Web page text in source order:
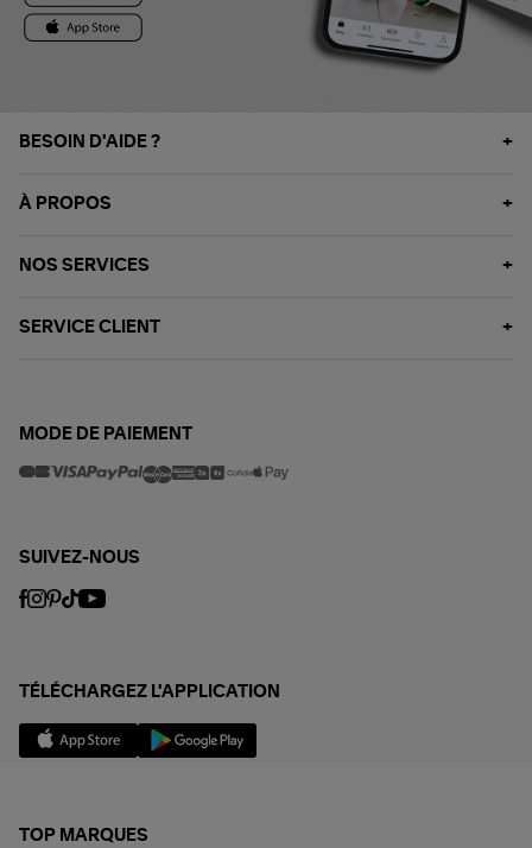
BESOIN D'AIDE ?
À PROPOS
NOS SERVICES
SERVICE CLIENT
MODE DE PAIEMENT
SUIVEZ-NOUS
TÉLÉCHARGEZ L'APPLICATION
TOP MARQUES